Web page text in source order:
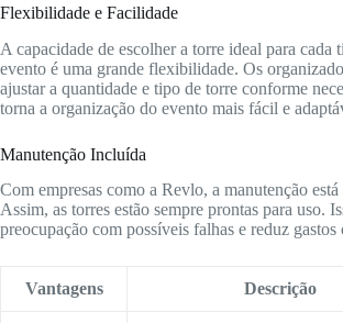
Flexibilidade e Facilidade
A capacidade de escolher a torre ideal para cada
evento é uma grande flexibilidade. Os
ajustar a quantidade e tipo de torre conforme
torna a organização do evento mais fácil e
Manutenção Incluída
Com empresas como a Revlo, a manutenção está
Assim, as torres estão sempre prontas para uso.
preocupação com possíveis falhas e reduz gastos
Vantagens Descrição